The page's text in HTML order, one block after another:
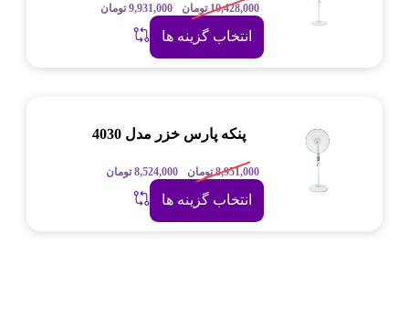
10,428,000 تومان 9,931,000 تومان
انتخاب گزینه ها
پنکه پارس خزر مدل 4030
8,951,000 تومان 8,524,000 تومان
انتخاب گزینه ها